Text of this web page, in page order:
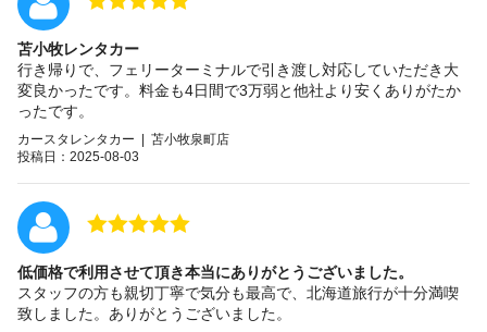
苫小牧レンタカー
行き帰りで、フェリーターミナルで引き渡し対応していただき大
変良かったです。料金も4日間で3万弱と他社より安くありがたか
ったです。
カースタレンタカー | 苫小牧泉町店
投稿日：2025-08-03
低価格で利用させて頂き本当にありがとうございました。
スタッフの方も親切丁寧で気分も最高で、北海道旅行が十分満喫
致しました。ありがとうございました。